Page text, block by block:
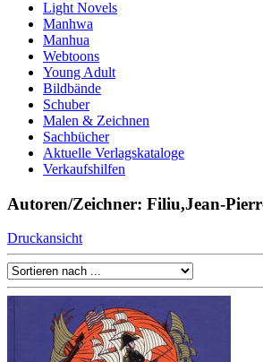
Light Novels
Manhwa
Manhua
Webtoons
Young Adult
Bildbände
Schuber
Malen & Zeichnen
Sachbücher
Aktuelle Verlagskataloge
Verkaufshilfen
Autoren/Zeichner: Filiu,Jean-
Druckansicht